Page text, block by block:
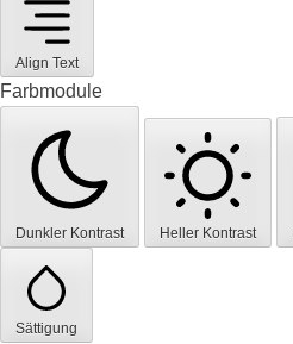
Align Text
Farbmodule
Dunkler Kontrast Heller Kontrast
Sättigung